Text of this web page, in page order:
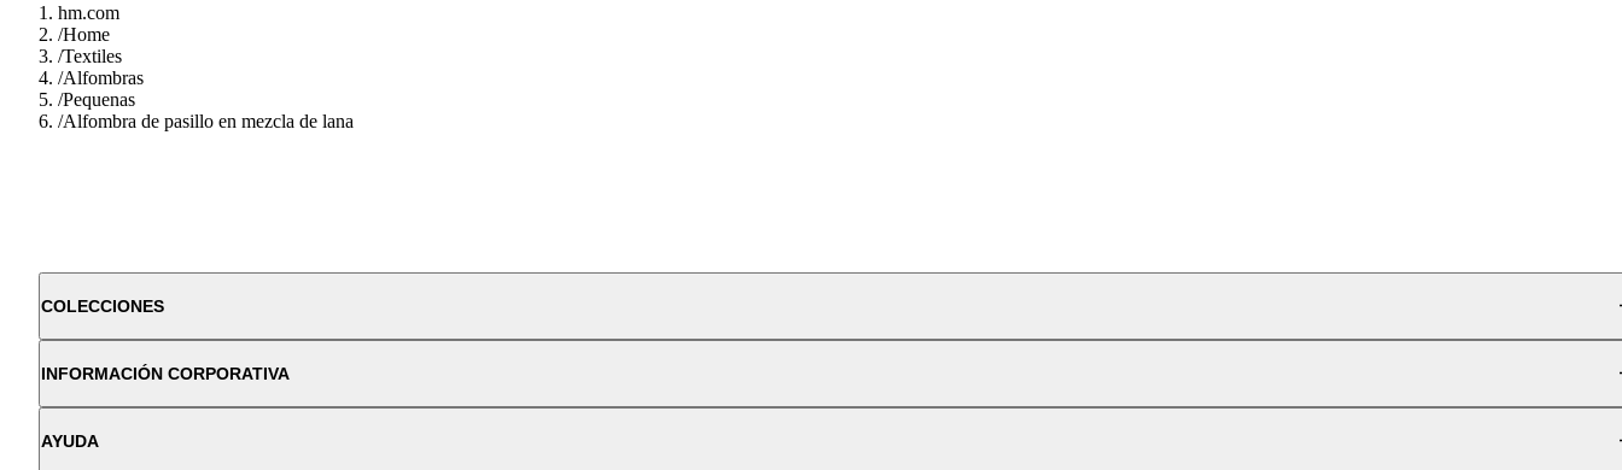
hm.com
/Home
/Textiles
/Alfombras
/Pequenas
/Alfombra de pasillo en mezcla de lana
COLECCIONES
INFORMACIÓN CORPORATIVA
AYUDA